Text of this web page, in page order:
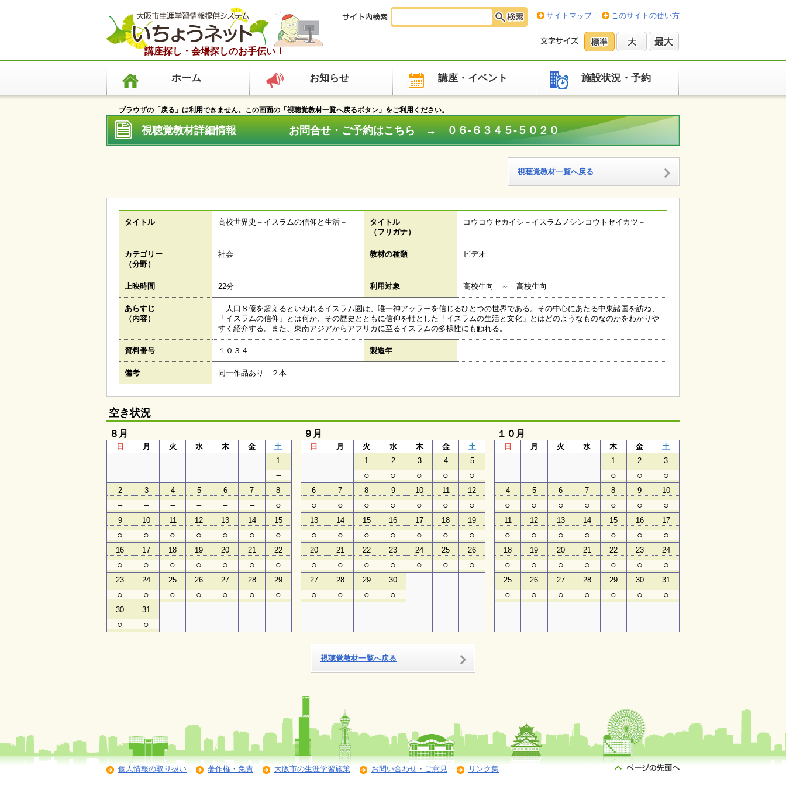
講座探し・会場探しのお手伝い！
サイトマップ このサイトの使い方
ホーム お知らせ 講座・イベント 施設状況・予約
ブラウザの「戻る」は利用できません。この画面の「視聴覚教材一覧へ戻るボタン」をご利用ください。
視聴覚教材詳細情報 お問合せ・ご予約はこちら → ０６‐６３４５‐５０２０
視聴覚教材一覧へ戻る
タイトル 高校世界史－イスラムの信仰と生活－
タイトル
（フリガナ）
コウコウセカイシ－イスラムノシンコウトセイカツ－
カテゴリー
（分野）
社会 教材の種類 ビデオ
上映時間 22分 利用対象 高校生向 ～ 高校生向
あらすじ
（内容）
人口８億を超えるといわれるイスラム圏は、唯一神アッラーを信じるひとつの世界である。その中心にあたる中東諸国を訪ね、
「イスラムの信仰」とは何か、その歴史とともに信仰を軸とした「イスラムの生活と文化」とはどのようなものなのかをわかりや
すく紹介する。また、東南アジアからアフリカに至るイスラムの多様性にも触れる。
資料番号 １０３４ 製造年
備考 同一作品あり ２本
空き状況
８月
日 月 火 水 木 金
土
1
－
2
－
3
－
4
－
5
－
6
－
7
－
8
○
9
○
10
○
11
○
12
○
13
○
14
○
15
○
16
○
17
○
18
○
19
○
20
○
21
○
22
○
23
○
24
○
25
○
26
○
27
○
28
○
29
○
30
○
31
○
９月
日 月 火 水 木 金
土
1
○
2
○
3
○
4
○
5
○
6
○
7
○
8
○
9
○
10
○
11
○
12
○
13
○
14
○
15
○
16
○
17
○
18
○
19
○
20
○
21
○
22
○
23
○
24
○
25
○
26
○
27
○
28
○
29
○
30
○
１０月
日 月 火 水 木 金
土
1
○
2
○
3
○
4
○
5
○
6
○
7
○
8
○
9
○
10
○
11
○
12
○
13
○
14
○
15
○
16
○
17
○
18
○
19
○
20
○
21
○
22
○
23
○
24
○
25
○
26
○
27
○
28
○
29
○
30
○
31
○
視聴覚教材一覧へ戻る
個人情報の取り扱い 著作権・免責 大阪市の生涯学習施策 お問い合わせ・ご意見 リンク集